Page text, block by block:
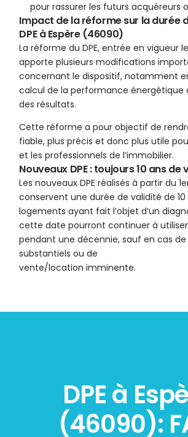
pour rassurer les futurs acquéreurs
Impact de la réforme sur la durée
DPE à Espère (46090)
La réforme du DPE, entrée en vigueur le
apporte plusieurs modifications
concernant le dispositif, notamment
calcul de la performance énergétique
des résultats.
Cette réforme a pour objectif de
fiable, plus précis et donc plus utile
et les professionnels de l’immobilier.
Nouveaux DPE : toujours 10 ans de
Les nouveaux DPE réalisés à partir du
conservent une durée de validité de 10
logements ayant fait l’objet d’un
cette date pourront continuer à
pendant une décennie, sauf en cas
substantiels ou de
vente/location imminente.
DPE à
(46090):